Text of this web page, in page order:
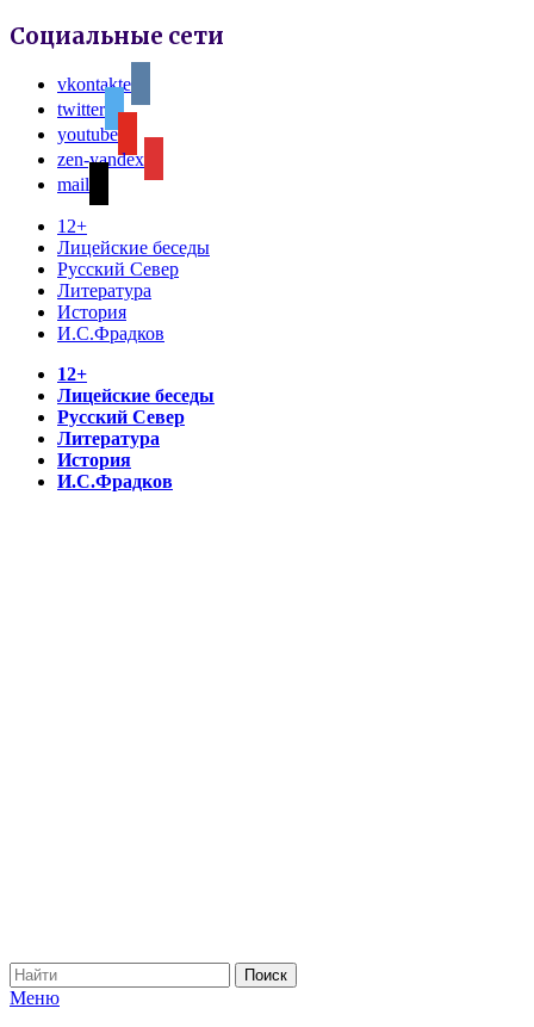
Социальные сети
vkontakte
twitter
youtube
zen-yandex
mail
12+
Лицейские беседы
Русский Север
Литература
История
И.С.Фрадков
12+
Лицейские беседы
Русский Север
Литература
История
И.С.Фрадков
Меню